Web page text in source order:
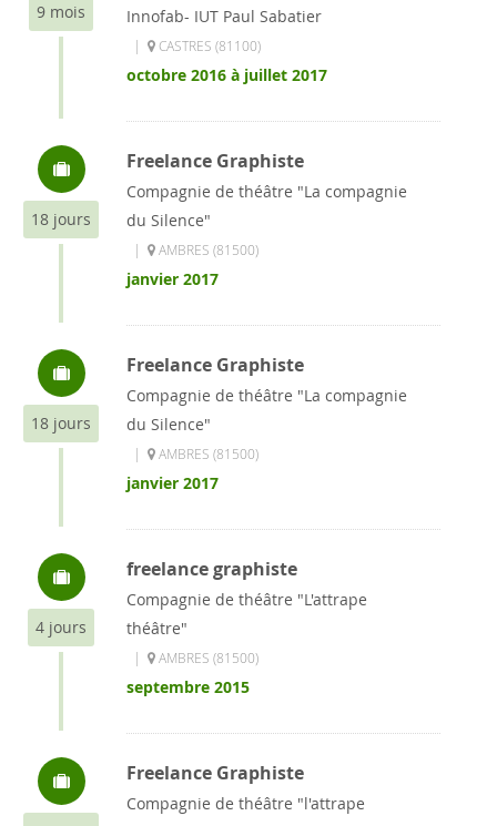
9 mois Innofab- IUT Paul Sabatier
| CASTRES (81100)
octobre 2016 à juillet 2017
18 jours
Freelance Graphiste
Compagnie de théâtre "La compagnie
du Silence"
| AMBRES (81500)
janvier 2017
18 jours
Freelance Graphiste
Compagnie de théâtre "La compagnie
du Silence"
| AMBRES (81500)
janvier 2017
4 jours
freelance graphiste
Compagnie de théâtre "L'attrape
théâtre"
| AMBRES (81500)
septembre 2015
Freelance Graphiste
Compagnie de théâtre "l'attrape